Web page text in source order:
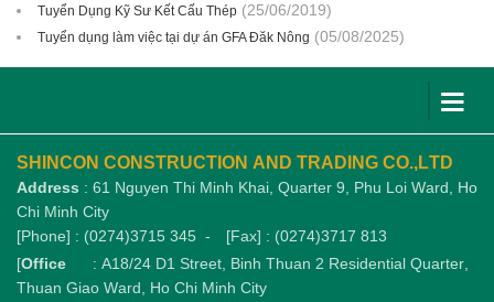
Tuyển Dụng Kỹ Sư Kết Cấu Thép (25/06/2019)
Tuyển dụng làm việc tại dự án GFA Đăk Nông (05/08/2025)
SHINCON CONSTRUCTION AND TRADING CO.,LTD
Address : 61 Nguyen Thi Minh Khai, Quarter 9, Phu Loi Ward, Ho
Chi Minh City
[Phone] : (0274)3715 345 -
[Fax] : (0274)3717 813
[Office
: A18/24 D1 Street, Binh Thuan 2 Residential Quarter,
Thuan Giao Ward, Ho Chi Minh City